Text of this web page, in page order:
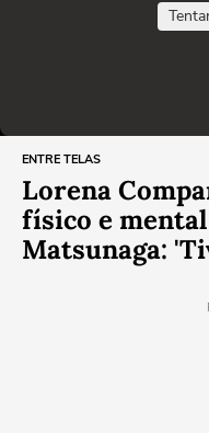
ENTRE TELAS
Lorena
físico e
Matsunaga: